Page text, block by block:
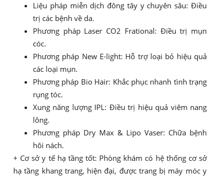
Liệu pháp miễn dịch đông tây y chuyên sâu: Điều
trị các bệnh về da.
Phương pháp Laser CO2 Frational: Điều trị mụn
cóc.
Phương pháp New E-light: Hỗ trợ loại bỏ hiệu quả
các loại mụn.
Phương pháp Bio Hair: Khắc phục nhanh tình trạng
rụng tóc.
Xung năng lượng IPL: Điều trị hiệu quả viêm nang
lông.
Phương pháp Dry Max & Lipo Vaser: Chữa bệnh
hôi nách.
+ Cơ sở y tế hạ tầng tốt: Phòng khám có hệ thống cơ sở
hạ tầng khang trang, hiện đại, được trang bị máy móc y